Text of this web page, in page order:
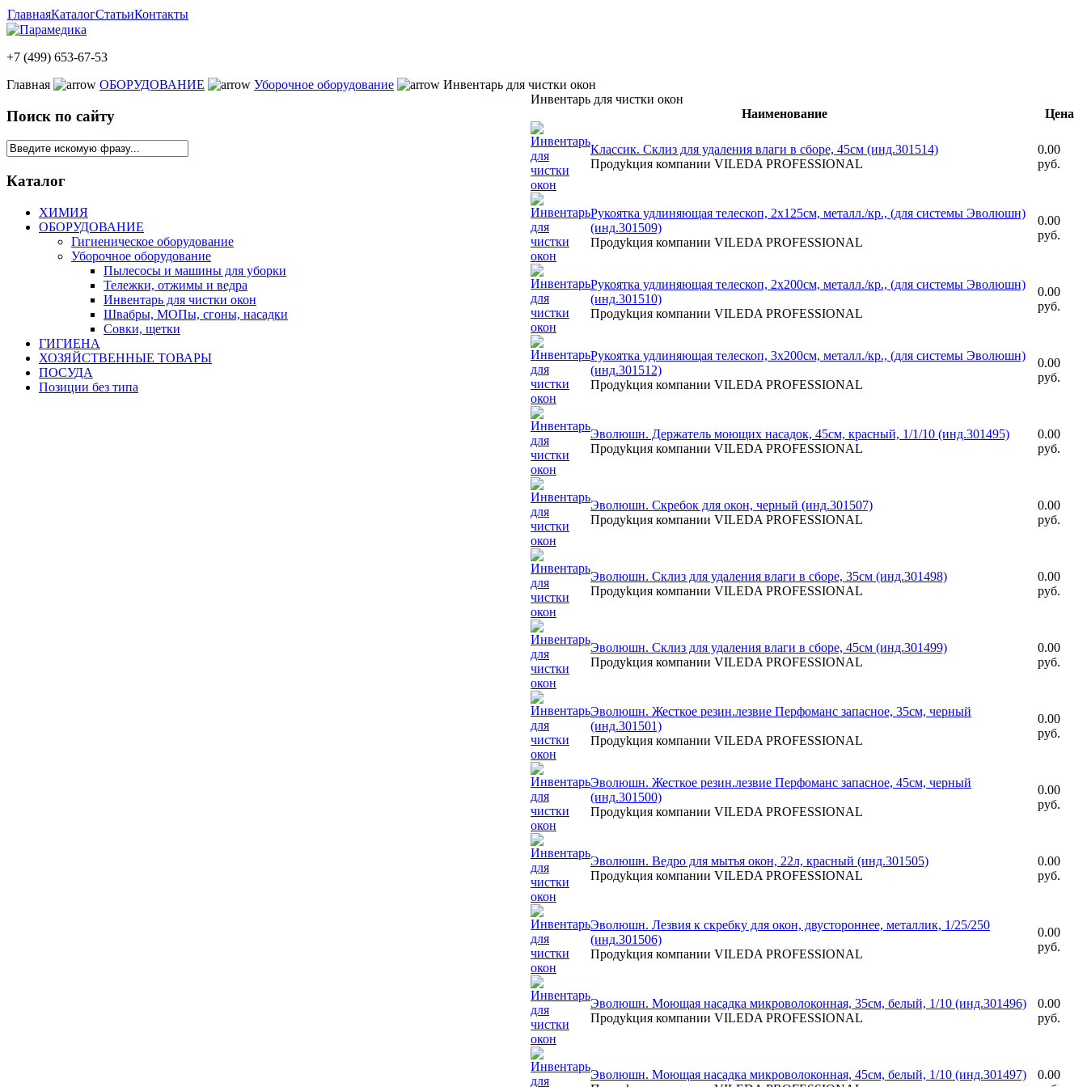
ГлавнаяКаталогСтатьиКонтакты
+7 (499) 653-67-53
Главная
ОБОРУДОВАНИЕ Уборочное оборудование Инвентарь для чистки окон
Поиск по сайту
Каталог
ХИМИЯ
ОБОРУДОВАНИЕ
Гигиеническое оборудование
Уборочное оборудование
Пылесосы и машины для уборки
Тележки, отжимы и ведра
Инвентарь для чистки окон
Швабры, МОПы, сгоны, насадки
Совки, щетки
ГИГИЕНА
ХОЗЯЙСТВЕННЫЕ ТОВАРЫ
ПОСУДА
Позиции без типа
Инвентарь для чистки окон
Наименование
Цена
Классик. Склиз для удаления влаги в сборе, 45см (инд.301514)
Продуkция компании VILEDA PROFESSIONAL
0.00
руб.
Рукоятка удлиняющая телескоп, 2х125см, металл./кр., (для системы Эволюшн)
(инд.301509)
Продуkция компании VILEDA PROFESSIONAL
0.00
руб.
Рукоятка удлиняющая телескоп, 2х200см, металл./кр., (для системы Эволюшн)
(инд.301510)
Продуkция компании VILEDA PROFESSIONAL
0.00
руб.
Рукоятка удлиняющая телескоп, 3х200см, металл./кр., (для системы Эволюшн)
(инд.301512)
Продуkция компании VILEDA PROFESSIONAL
0.00
руб.
Эволюшн. Держатель моющих насадок, 45см, красный, 1/1/10 (инд.301495)
Продуkция компании VILEDA PROFESSIONAL
0.00
руб.
Эволюшн. Скребок для окон, черный (инд.301507)
Продуkция компании VILEDA PROFESSIONAL
0.00
руб.
Эволюшн. Склиз для удаления влаги в сборе, 35см (инд.301498)
Продуkция компании VILEDA PROFESSIONAL
0.00
руб.
Эволюшн. Склиз для удаления влаги в сборе, 45см (инд.301499)
Продуkция компании VILEDA PROFESSIONAL
0.00
руб.
Эволюшн. Жесткое резин.лезвие Перфоманс запасное, 35см, черный
(инд.301501)
Продуkция компании VILEDA PROFESSIONAL
0.00
руб.
Эволюшн. Жесткое резин.лезвие Перфоманс запасное, 45см, черный
(инд.301500)
Продуkция компании VILEDA PROFESSIONAL
0.00
руб.
Эволюшн. Ведро для мытья окон, 22л, красный (инд.301505)
Продуkция компании VILEDA PROFESSIONAL
0.00
руб.
Эволюшн. Лезвия к скребку для окон, двустороннее, металлик, 1/25/250
(инд.301506)
Продуkция компании VILEDA PROFESSIONAL
0.00
руб.
Эволюшн. Моющая насадка микроволоконная, 35см, белый, 1/10 (инд.301496)
Продуkция компании VILEDA PROFESSIONAL
0.00
руб.
Эволюшн. Моющая насадка микроволоконная, 45см, белый, 1/10 (инд.301497)
0.00